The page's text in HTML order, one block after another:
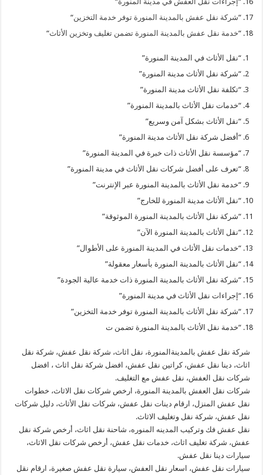
“شركة نقل عفش بالمدينة المنورة توفر خدمة التخزين“
“خدمة نقل عفش بالمدينة المنورة تضمن تغليف وتخزين الأثاث“
“نقل الأثاث في المدينة المنورة”
“شركة نقل الأثاث مدينة المنورة”
“تكلفة نقل الأثاث مدينة المنورة”
“خدمات نقل الأثاث بالمدينة المنورة”
“نقل الأثاث بشكل آمن وسريع”
“أفضل شركة نقل الأثاث مدينة المنورة”
“مؤسسة نقل الأثاث ذات خبرة في المدينة المنورة”
“تعرف على أفضل شركات نقل الأثاث في مدينة المنورة”
“خدمة نقل الأثاث بالمدينة المنورة عبر الإنترنت”
“نقل الأثاث مدينة المنورة للخارج”
“شركة نقل الأثاث بالمدينة المنورة الموثوقة”
“نقل الأثاث بالمدينة المنورة الآن”
“خدمات نقل الأثاث في المدينة المنورة على الأطوال”
“نقل الأثاث بالمدينة المنورة بأسعار معقولة”
“شركة نقل الأثاث بالمدينة المنورة ذات خدمة عالية الجودة”
“إجراءات نقل الأثاث في مدينة المنورة”
“شركة نقل الأثاث بالمدينة المنورة توفر خدمة التخزين”
“خدمة نقل الأثاث بالمدينة المنورة تضمن ت
شركة نقل عفش بالمدينةالمنورة، نقل اثاث، شركة نقل عفش، شركة نقل
اثاث، دينا نقل عفش، كراتين نقل عفش، افضل شركة نقل اثاث ، افضل
شركات نقل العفش، نقل عفش مع التغليف.
شركات نقل العفش بالمدينة المنورة، ارخص شركات نقل الاثاث، خطوات
نقل عفش المنزل، ارقام دينات نقل عفش، شركات نقل الأثاث، دليل شركات
نقل عفش، شركة نقل وتغليف الاثاث.
نقل عفش فك وتركيب المدينه المنوره، شاحنة نقل اثاث، أرخص شركة نقل
عفش، شركة تغليف اثاث، خدمات نقل عفش، أرخص شركات نقل الاثاث،
سيارات دينا نقل عفش.
سيارات نقل عفش، اسعار نقل العفش، سيارة نقل عفش صغيرة، ارقام نقل